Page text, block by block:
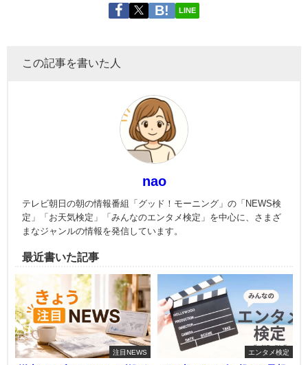
LINE
この記事を書いた人
nao
テレビ朝日の朝の情報番組「グッド！モーニング」の「NEWS検
定」「お天気検定」「みんなのエンタメ検定」を中心に、さまざ
まなジャンルの情報を発信しています。
最近書いた記事
注目NEWS エンタメ検定